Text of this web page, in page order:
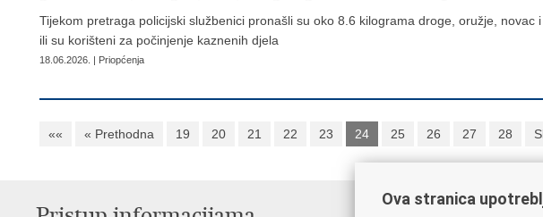
Tijekom pretraga policijski službenici pronašli su oko 8.6 kilograma droge, oružje, novac
ili su korišteni za počinjenje kaznenih djela
18.06.2026. | Priopćenja
«« « Prethodna 19 20 21 22 23 24 25 26 27 28
Ova stranica